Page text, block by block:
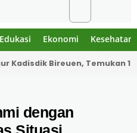
Edukasi Ekonomi Kesehatan
Dugaan Bau Amoniak
dengan